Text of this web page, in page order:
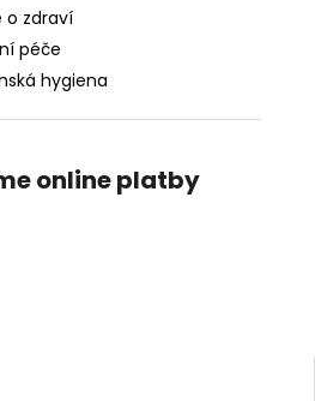
o zdraví
péče
hygiena
online platby